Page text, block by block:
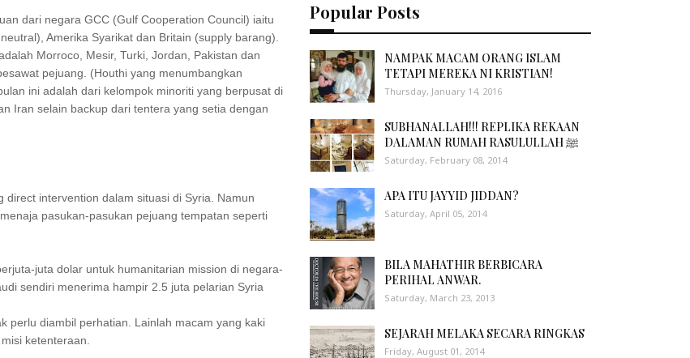
dari negara GCC (Gulf Cooperation Council) iaitu
Amerika Syarikat dan Britain (supply barang).
Morroco, Mesir, Turki, Jordan, Pakistan dan
pejuang. (Houthi yang menumbangkan
ini adalah dari kelompok minoriti yang berpusat di
Iran selain backup dari tentera yang setia dengan
intervention dalam situasi di Syria. Namun
pasukan-pasukan pejuang tempatan seperti
juta dolar untuk humanitarian mission di negara-
sendiri menerima hampir 2.5 juta pelarian Syria
perlu diambil perhatian. Lainlah macam yang kaki
ketenteraan.
Popular Posts
NAMPAK MACAM ORANG ISLAM
TETAPI MEREKA NI KRISTIAN!
Thursday, January 14, 2016
SUBHANALLAH!!! REPLIKA REKAAN
DALAMAN RUMAH RASULULLAH ﷺ
Saturday, February 08, 2014
APA ITU JAYYID JIDDAN?
Saturday, April 05, 2014
BILA MAHATHIR BERBICARA
PERIHAL ANWAR.
Saturday, March 23, 2013
SEJARAH MELAKA SECARA RINGKAS
Friday, August 01, 2014